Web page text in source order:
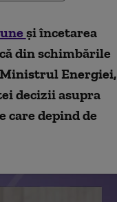
şi încetarea
din schimbările
Ministrul Energiei,
decizii asupra
care depind de